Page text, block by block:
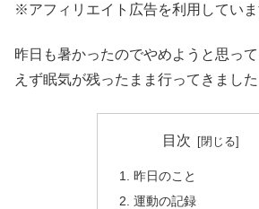
※アフィリエイト広告を利用してい
昨日も暑かったのでやめようと思っ
えず眠気が残ったまま行ってきました
目次
昨日のこと
運動の記録